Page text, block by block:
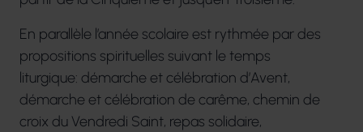
En parallèle l’année scolaire est rythmée par des
propositions spirituelles suivant le temps
liturgique: démarche et célébration d’Avent,
démarche et célébration de carême, chemin de
croix du Vendredi Saint, repas solidaire,